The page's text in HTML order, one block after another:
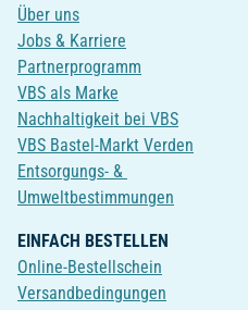
Über uns
Jobs & Karriere
Partnerprogramm
VBS als Marke
Nachhaltigkeit bei VBS
VBS Bastel-Markt Verden
Entsorgungs- &
Umweltbestimmungen
EINFACH BESTELLEN
Online-Bestellschein
Versandbedingungen